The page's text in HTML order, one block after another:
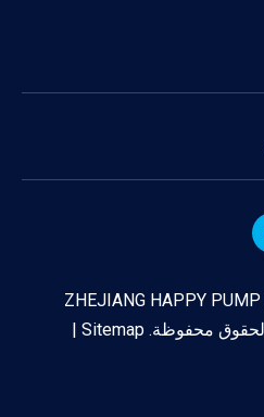
ZHEJIANG HAPPY PUMP
Sitemap
|